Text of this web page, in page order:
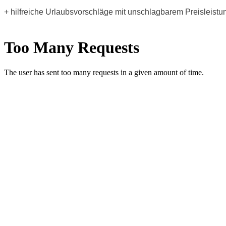
+ hilfreiche Urlaubsvorschläge mit unschlagbarem